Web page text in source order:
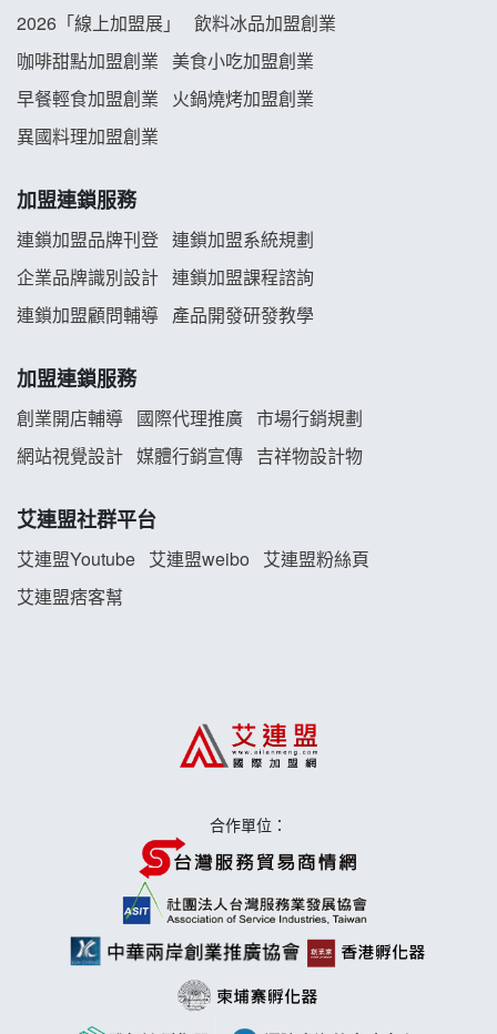
龍涎居好湯加盟說明會
舒油頭加盟說明會
義氣豐發雞加盟說明會
Mr.Wish加盟說明會
雞咕雞咕加盟說明會
TEA TOP加盟說明會
珍好味臭臭鍋加盟說明會
藍象廷泰式火鍋加盟說明會
莫尼早餐Morni加盟說明會
2026「線上加盟展」
飲料冰品加盟創業
咖啡甜點加盟創業
美食小吃加盟創業
早餐輕食加盟創業
火鍋燒烤加盟創業
異國料理加盟創業
加盟連鎖服務
連鎖加盟品牌刊登 連鎖加盟系統規劃
企業品牌識別設計 連鎖加盟課程諮詢
連鎖加盟顧問輔導 產品開發研發教學
加盟連鎖服務
創業開店輔導 國際代理推廣 市場行銷規劃
網站視覺設計 媒體行銷宣傳 吉祥物設計物
艾連盟社群平台
艾連盟Youtube 艾連盟weibo
艾連盟粉絲頁
艾連盟痞客幫
合作單位：